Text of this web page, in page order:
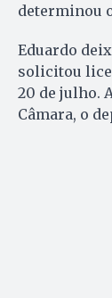
determinou
Eduardo
solicitou
20 de julho.
Câmara, o